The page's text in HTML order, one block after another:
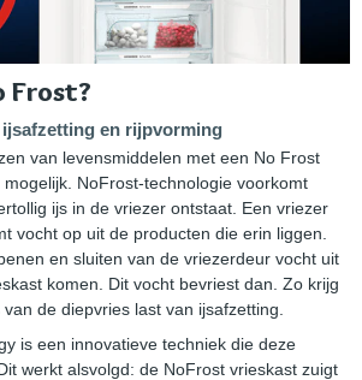
Frost?
en rijpvorming
van levensmiddelen met een No Frost
NoFrost-technologie voorkomt
ijs in de vriezer ontstaat. Een vriezer
vocht op uit de producten die erin liggen.
en sluiten van de vriezerdeur vocht uit
komen. Dit vocht bevriest dan. Zo krijg
de diepvries last van ijsafzetting.
is een innovatieve techniek die deze
werkt alsvolgd: de NoFrost vrieskast zuigt